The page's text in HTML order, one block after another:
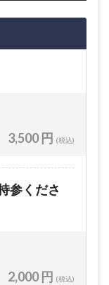
3,500 円 (税込)
参くださ
2,000 円 (税込)